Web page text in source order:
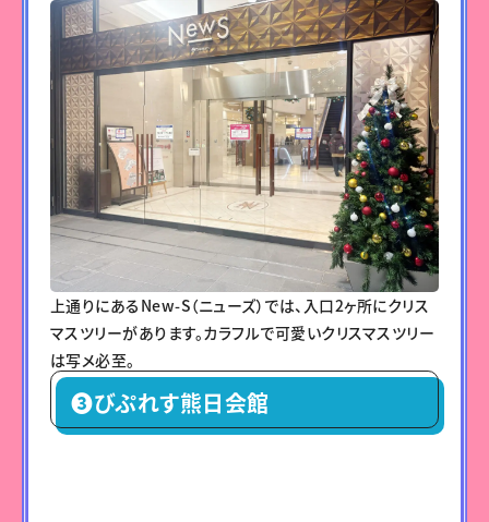
上通りにあるNew-S（ニューズ）では、入口2ヶ所にクリス
マスツリーがあります。カラフルで可愛いクリスマスツリー
は写メ必至。
❸びぷれす熊日会館